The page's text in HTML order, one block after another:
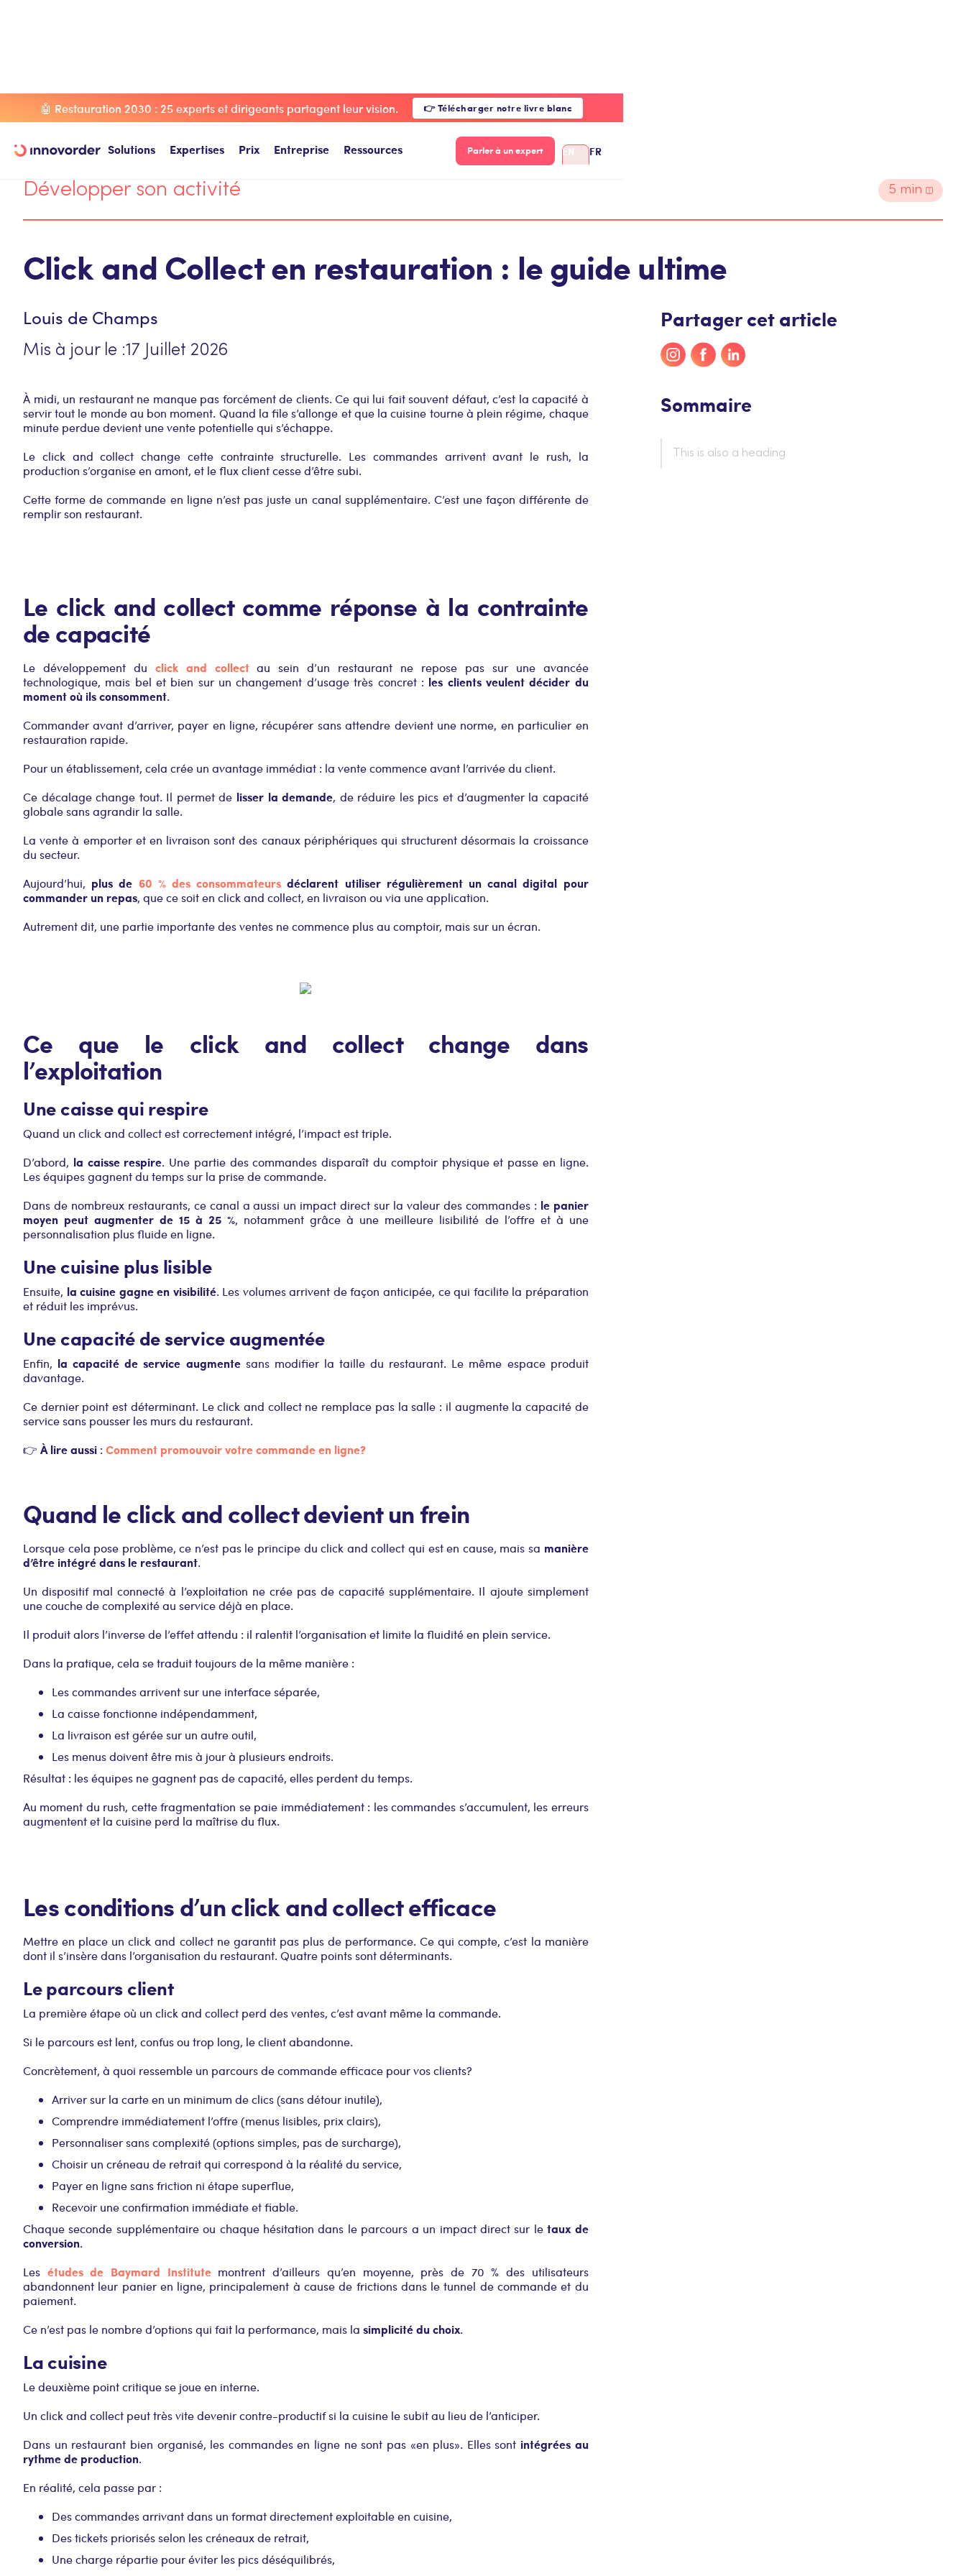
🤖 Restauration 2030 : 25 experts et dirigeants partagent leur vision. 👉 Télécharger notre livre blanc
Solutions Expertises Prix Entreprise Ressources Parler à un expert EN FR
Blog Innovorder Click and Collect en restauration : le guide ultime
Développer son activité 5 min
Click and Collect en restauration : le guide ultime
Louis de Champs
Mis à jour le :17 Juillet 2026
Partager cet article
À midi, un restaurant ne manque pas forcément de clients. Ce qui lui fait souvent défaut, c’est la capacité à
servir tout le monde au bon moment. Quand la file s’allonge et que la cuisine tourne à plein régime, chaque
minute perdue devient une vente potentielle qui s’échappe.
Le click and collect change cette contrainte structurelle. Les commandes arrivent avant le rush, la
production s’organise en amont, et le flux client cesse d’être subi.
Cette forme de commande en ligne n’est pas juste un canal supplémentaire. C’est une façon différente de
remplir son restaurant.
Le click and collect comme réponse à la contrainte
de capacité
Le développement du click and collectau sein d’un restaurant ne repose pas sur une avancée
technologique, mais bel et bien sur un changement d’usage très concret : les clients veulent décider du
moment où ils consomment.
Commander avant d’arriver, payer en ligne, récupérer sans attendre devient une norme, en particulier en
restauration rapide.
Pour un établissement, cela crée un avantage immédiat : la vente commence avant l’arrivée du client.
Ce décalage change tout. Il permet de lisser la demande, de réduire les pics et d’augmenter la capacité
globale sans agrandir la salle.
La vente à emporter et en livraison sont des canaux périphériques qui structurent désormais la croissance
du secteur.
Aujourd’hui, plus de 60 % des consommateurs déclarent utiliser régulièrement un canal digital pour
commander un repas, que ce soit en click and collect, en livraison ou via une application.
Autrement dit, une partie importante des ventes ne commence plus au comptoir, mais sur un écran.
Ce que le click and collect change dans
l’exploitation
Une caisse qui respire
Quand un click and collect est correctement intégré, l’impact est triple.
D’abord, la caisse respire. Une partie des commandes disparaît du comptoir physique et passe en ligne.
Les équipes gagnent du temps sur la prise de commande.
Dans de nombreux restaurants, ce canal a aussi un impact direct sur la valeur des commandes : le panier
moyen peut augmenter de 15 à 25 %, notamment grâce à une meilleure lisibilité de l’offre et à une
personnalisation plus fluide en ligne.
Une cuisine plus lisible
Ensuite, la cuisine gagne en visibilité. Les volumes arrivent de façon anticipée, ce qui facilite la préparation
et réduit les imprévus.
Une capacité de service augmentée
Enfin, la capacité de service augmentesans modifier la taille du restaurant. Le même espace produit
davantage.
Ce dernier point est déterminant. Le click and collect ne remplace pas la salle : il augmente la capacité de
service sans pousser les murs du restaurant.
👉 À lire aussi : Comment promouvoir votre commande en ligne ?
Quand le click and collect devient un frein
Lorsque cela pose problème, ce n’est pas le principe du click and collect qui est en cause, mais sa manière
d’être intégré dans le restaurant.
Un dispositif mal connecté à l’exploitation ne crée pas de capacité supplémentaire. Il ajoute simplement
une couche de complexité au service déjà en place.
Il produit alors l’inverse de l’effet attendu : il ralentit l’organisation et limite la fluidité en plein service.
Dans la pratique, cela se traduit toujours de la même manière :
Les commandes arrivent sur une interface séparée,
La caisse fonctionne indépendamment,
La livraison est gérée sur un autre outil,
Les menus doivent être mis à jour à plusieurs endroits.
Résultat : les équipes ne gagnent pas de capacité, elles perdent du temps.
Au moment du rush, cette fragmentation se paie immédiatement : les commandes s’accumulent, les erreurs
augmentent et la cuisine perd la maîtrise du flux.
Les conditions d’un click and collect efficace
Mettre en place un click and collect ne garantit pas plus de performance. Ce qui compte, c’est la manière
dont il s’insère dans l’organisation du restaurant. Quatre points sont déterminants.
Le parcours client
La première étape où un click and collect perd des ventes, c’est avant même la commande.
Si le parcours est lent, confus ou trop long, le client abandonne.
Concrètement, à quoi ressemble un parcours de commande efficace pour vos clients ?
Arriver sur la carte en un minimum de clics (sans détour inutile),
Comprendre immédiatement l’offre (menus lisibles, prix clairs),
Personnaliser sans complexité (options simples, pas de surcharge),
Choisir un créneau de retrait qui correspond à la réalité du service,
Payer en ligne sans friction ni étape superflue,
Recevoir une confirmation immédiate et fiable.
Chaque seconde supplémentaire ou chaque hésitation dans le parcours a un impact direct sur letaux de
conversion.
Les études de Baymard Institutemontrent d’ailleurs qu’en moyenne, près de 70 % des utilisateurs
abandonnent leur panier en ligne, principalement à cause de frictions dans le tunnel de commande et du
paiement.
Ce n’est pas le nombre d’options qui fait la performance, mais la simplicité du choix.
La cuisine
Le deuxième point critique se joue en interne.
Un click and collect peut très vite devenir contre-productif si la cuisine le subit au lieu de l’anticiper.
Dans un restaurant bien organisé, les commandes en ligne ne sont pas « en plus ». Elles sont intégrées au
rythme de production.
En réalité, cela passe par :
Des commandes arrivant dans un format directement exploitable en cuisine,
Des tickets priorisés selon les créneaux de retrait,
Une charge répartie pour éviter les pics déséquilibrés,
Sommaire
This is also a heading